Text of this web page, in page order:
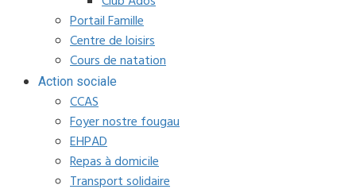
Portail Famille
Centre de loisirs
Cours de natation
Action sociale
CCAS
Foyer nostre fougau
EHPAD
Repas à domicile
Transport solidaire